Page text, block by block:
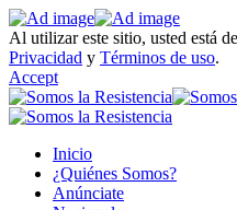
Al utilizar este sitio, usted está
Privacidad y Términos de uso.
Accept
Inicio
¿Quiénes Somos?
Anúnciate